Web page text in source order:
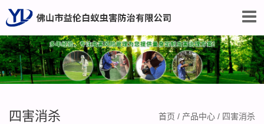
四害消杀 首页 / 产品中心 / 四害消杀